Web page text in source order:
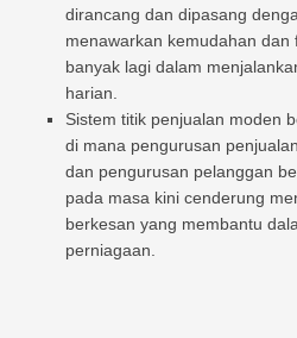
dirancang dan dipasang
menawarkan kemudahan dan
banyak lagi dalam
harian.
Sistem titik penjualan moden
di mana pengurusan
dan pengurusan pelanggan
pada masa kini cenderung
berkesan yang membantu
perniagaan.